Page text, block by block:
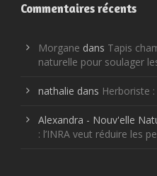
Commentaires récents
Morgane dans Tapis
naturelle pour soulager
nathalie dans Herboriste
Alexandra - Nouv'elle
: l’INRA veut réduire les